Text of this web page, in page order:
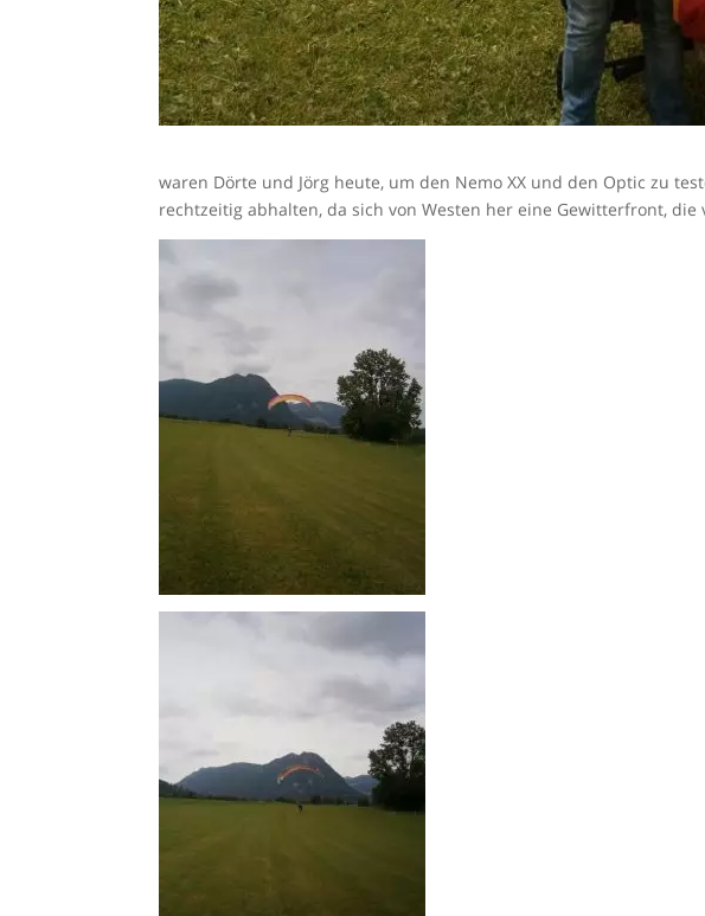
waren Dörte und Jörg heute, um den Nemo XX und den Optic zu
rechtzeitig abhalten, da sich von Westen her eine Gewitterfront,